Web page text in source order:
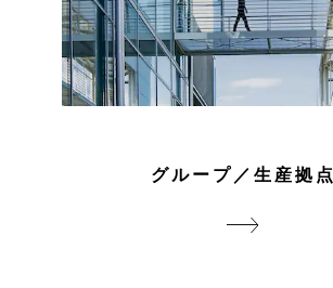
グループ／生産拠点